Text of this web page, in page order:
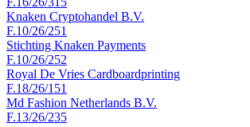
Knaken Cryptohandel B.V.
F.10/26/251
Stichting Knaken Payments
F.10/26/252
Royal De Vries Cardboardprinting
F.18/26/151
Md Fashion Netherlands B.V.
F.13/26/235